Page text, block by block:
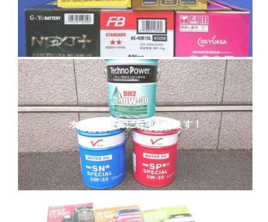
オイルも豊富に在庫してます！